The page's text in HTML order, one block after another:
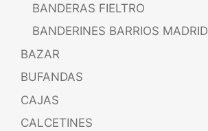
BANDERAS FIELTRO
BANDERINES BARRIOS MADRID
BAZAR
BUFANDAS
CAJAS
CALCETINES